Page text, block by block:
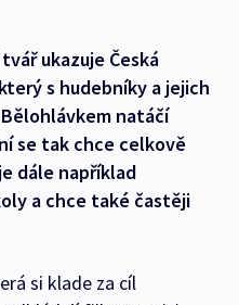
ukazuje Česká
s hudebníky a jejich
natáčí
se tak chce celkově
dále například
a chce také častěji
si klade za cíl